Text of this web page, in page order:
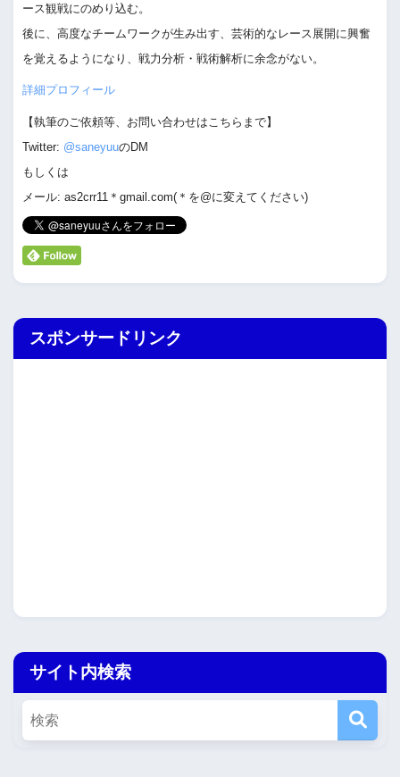
ース観戦にのめり込む。
後に、高度なチームワークが生み出す、芸術的なレース展開に興奮
を覚えるようになり、戦力分析・戦術解析に余念がない。
詳細プロフィール
【執筆のご依頼等、お問い合わせはこちらまで】
Twitter: @saneyuuのDM
もしくは
メール: as2crr11＊gmail.com(＊を@に変えてください)
スポンサードリンク
サイト内検索